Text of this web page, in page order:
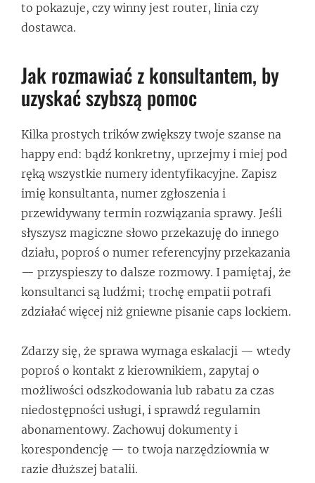
to pokazuje, czy winny jest router, linia czy
dostawca.
Jak rozmawiać z konsultantem, by
uzyskać szybszą pomoc
Kilka prostych trików zwiększy twoje szanse na
happy end: bądź konkretny, uprzejmy i miej pod
ręką wszystkie numery identyfikacyjne. Zapisz
imię konsultanta, numer zgłoszenia i
przewidywany termin rozwiązania sprawy. Jeśli
słyszysz magiczne słowo przekazuję do innego
działu, poproś o numer referencyjny przekazania
— przyspieszy to dalsze rozmowy. I pamiętaj, że
konsultanci są ludźmi; trochę empatii potrafi
zdziałać więcej niż gniewne pisanie caps lockiem.
Zdarzy się, że sprawa wymaga eskalacji — wtedy
poproś o kontakt z kierownikiem, zapytaj o
możliwości odszkodowania lub rabatu za czas
niedostępności usługi, i sprawdź regulamin
abonamentowy. Zachowuj dokumenty i
korespondencję — to twoja narzędziownia w
razie dłuższej batalii.